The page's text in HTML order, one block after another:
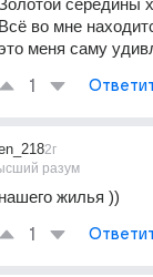
середины
Всё во мне
меня саму
1
разум
2г
нашего жилья ))
1